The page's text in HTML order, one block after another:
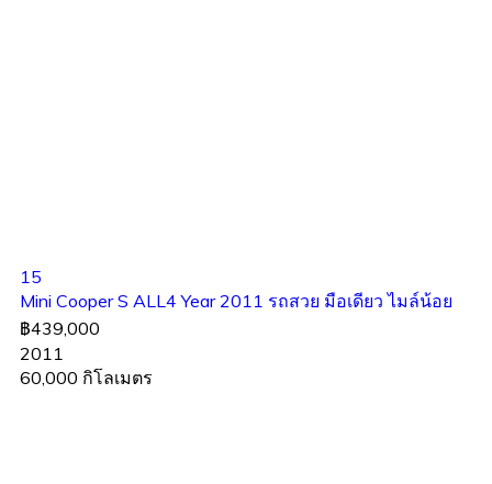
15
Mini Cooper S ALL4 Year 2011 รถสวย มือเดียว ไมล์น้อย
฿439,000
2011
60,000 กิโลเมตร